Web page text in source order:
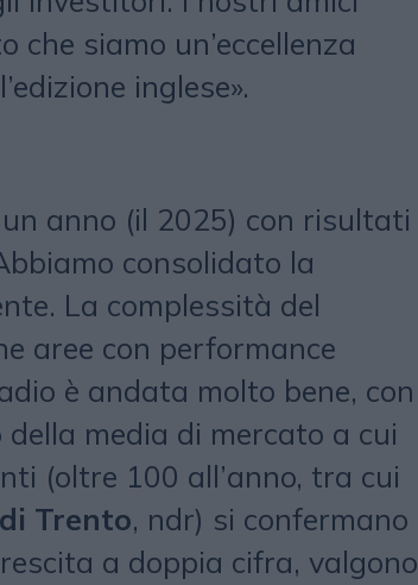
siamo un’eccellenza
inglese».
anno (il 2025) con risultati
consolidato la
La complessità del
aree con performance
è andata molto bene, con
media di mercato a cui
(oltre 100 all’anno, tra cui
Trento, ndr) si confermano
a doppia cifra, valgono